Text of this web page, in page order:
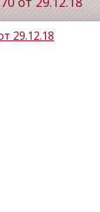
29.12.18